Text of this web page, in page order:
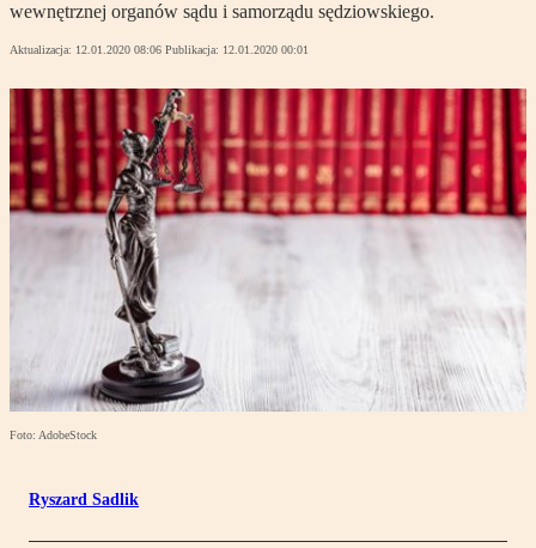
wewnętrznej organów sądu i samorządu sędziowskiego.
Aktualizacja: 12.01.2020 08:06 Publikacja: 12.01.2020 00:01
Foto: AdobeStock
Ryszard Sadlik